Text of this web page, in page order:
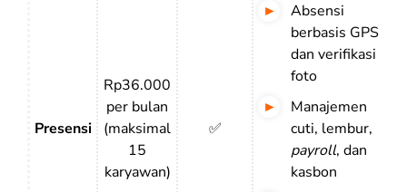
Presensi
Rp36.000
per bulan
(maksimal
15
karyawan)
✅
Absensi
berbasis GPS
dan verifikasi
foto
Manajemen
cuti, lembur,
payroll, dan
kasbon